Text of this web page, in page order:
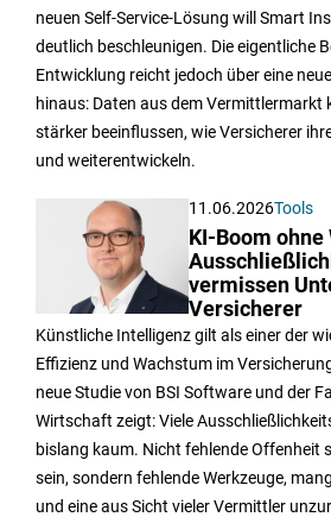
neuen Self-Service-Lösung will Smart
deutlich beschleunigen. Die eigentliche
Entwicklung reicht jedoch über eine
hinaus: Daten aus dem Vermittlermarkt
stärker beeinflussen, wie Versicherer
und weiterentwickeln.
11.06.2026Tools
KI-Boom
vermissen
Versicherer
Künstliche Intelligenz gilt als einer der
Effizienz und Wachstum im
neue Studie von BSI Software und der
Wirtschaft zeigt: Viele
bislang kaum. Nicht fehlende Offenheit
sein, sondern fehlende Werkzeuge,
und eine aus Sicht vieler Vermittler